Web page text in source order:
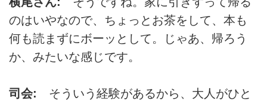
のはいやなので、ちょっとお茶をして、本も
何も読まずにボーッとして。じゃあ、帰ろう
か、みたいな感じです。
司会: そういう経験があるから、大人がひと